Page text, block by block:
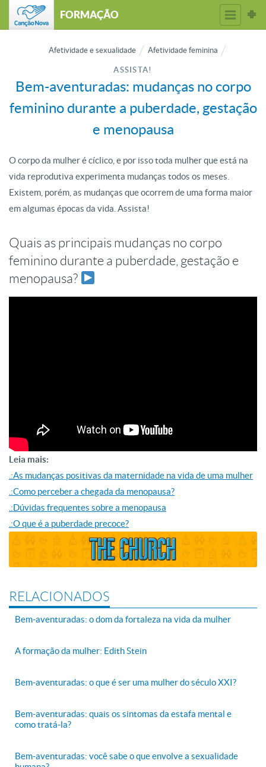
FORMAÇÃO
Afetividade e sexualidade Afetividade feminina
ASSISTA!
Bem-aventuradas: mudanças no corpo
feminino durante a puberdade, gestação
e menopausa
O corpo da mulher é cíclico, e por isso toda mulher que está na
vida reprodutiva experimenta mudanças todos os meses.
Existem, porém, as mudanças que ocorrem de uma forma maior
em algumas épocas da vida. Assista!
Quais as principais mudanças no corpo
feminino durante a puberdade, gestação e
menopausa?
Leia mais:
.:As mudanças positivas da maternidade na vida de uma mulher
.:Como perceber a chegada da menopausa?
.:Dúvidas frequentes sobre a menopausa
.:O que é a puberdade precoce?
RELACIONADOS
Bem-aventuradas: o dom da fortaleza na vida da mulher
A formação da mulher: Edith Stein
Bem-aventuradas: o que é ser uma mulher do século XXI?
Bem-aventuradas: quais os sintomas da estafa mental e
como tratá-la?
Bem-aventuradas: você sabe o que envolve a sexualidade